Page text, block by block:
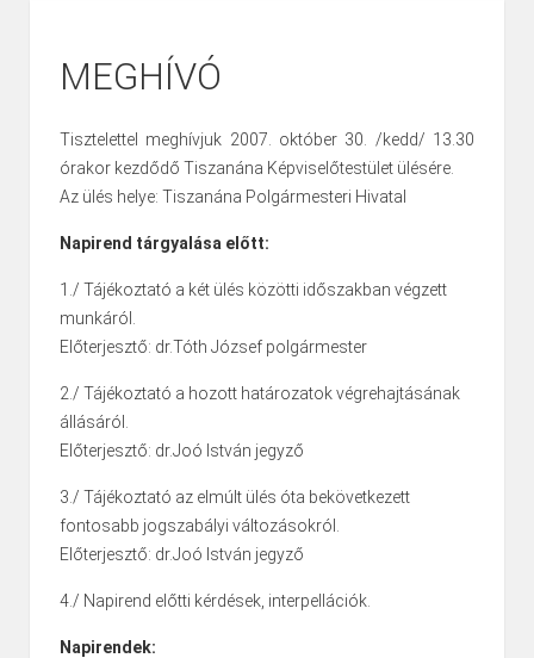
MEGHÍVÓ
Tisztelettel meghívjuk 2007. október 30. /kedd/ 13.30
órakor kezdődő Tiszanána Képviselőtestület ülésére.
Az ülés helye: Tiszanána Polgármesteri Hivatal
Napirend tárgyalása előtt:
1./ Tájékoztató a két ülés közötti időszakban végzett
munkáról.
Előterjesztő: dr.Tóth József polgármester
2./ Tájékoztató a hozott határozatok végrehajtásának
állásáról.
Előterjesztő: dr.Joó István jegyző
3./ Tájékoztató az elmúlt ülés óta bekövetkezett
fontosabb jogszabályi változásokról.
Előterjesztő: dr.Joó István jegyző
4./ Napirend előtti kérdések, interpellációk.
Napirendek: